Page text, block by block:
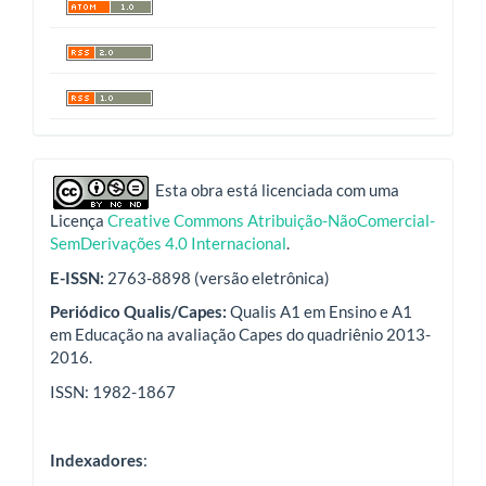
indexadoresEsta obra está licenciada com uma
Licença Creative Commons Atribuição-NãoComercial-
SemDerivações 4.0 Internacional.
E-ISSN: 2763-8898 (versão eletrônica)
Periódico Qualis/Capes: Qualis A1 em Ensino e A1
em Educação na avaliação Capes do quadriênio 2013-
2016.
ISSN: 1982-1867
Indexadores: